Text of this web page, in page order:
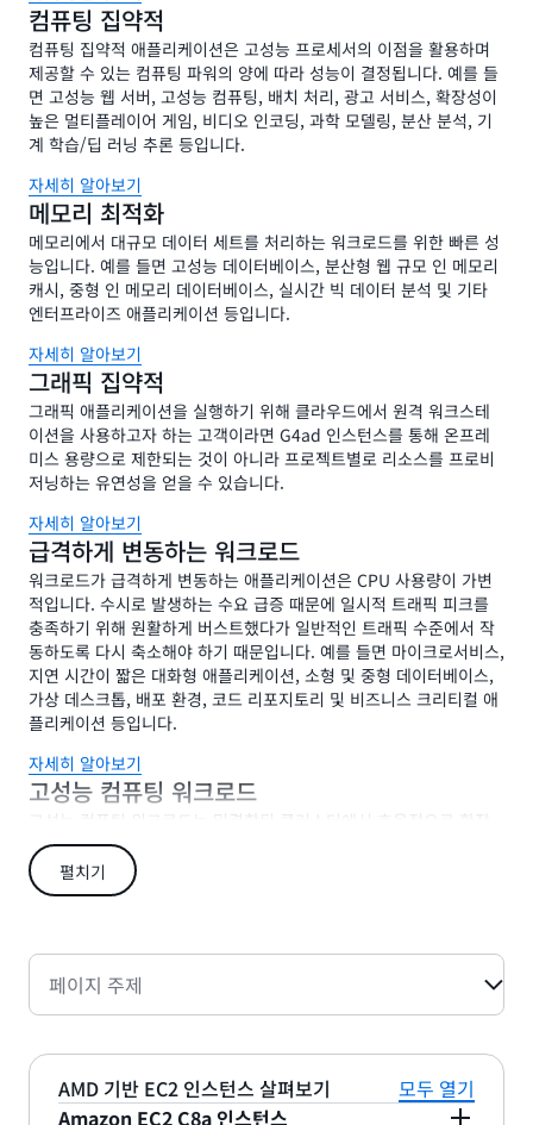
컴퓨팅 집약적
컴퓨팅 집약적 애플리케이션은 고성능 프로세서의 이점을 활용하며
제공할 수 있는 컴퓨팅 파워의 양에 따라 성능이 결정됩니다. 예를 들
면 고성능 웹 서버, 고성능 컴퓨팅, 배치 처리, 광고 서비스, 확장성이
높은 멀티플레이어 게임, 비디오 인코딩, 과학 모델링, 분산 분석, 기
계 학습/딥 러닝 추론 등입니다.
자세히 알아보기
메모리 최적화
메모리에서 대규모 데이터 세트를 처리하는 워크로드를 위한 빠른 성
능입니다. 예를 들면 고성능 데이터베이스, 분산형 웹 규모 인 메모리
캐시, 중형 인 메모리 데이터베이스, 실시간 빅 데이터 분석 및 기타
엔터프라이즈 애플리케이션 등입니다.
자세히 알아보기
그래픽 집약적
그래픽 애플리케이션을 실행하기 위해 클라우드에서 원격 워크스테
이션을 사용하고자 하는 고객이라면 G4ad 인스턴스를 통해 온프레
미스 용량으로 제한되는 것이 아니라 프로젝트별로 리소스를 프로비
저닝하는 유연성을 얻을 수 있습니다.
자세히 알아보기
급격하게 변동하는 워크로드
워크로드가 급격하게 변동하는 애플리케이션은 CPU 사용량이 가변
적입니다. 수시로 발생하는 수요 급증 때문에 일시적 트래픽 피크를
충족하기 위해 원활하게 버스트했다가 일반적인 트래픽 수준에서 작
동하도록 다시 축소해야 하기 때문입니다. 예를 들면 마이크로서비스,
지연 시간이 짧은 대화형 애플리케이션, 소형 및 중형 데이터베이스,
가상 데스크톱, 배포 환경, 코드 리포지토리 및 비즈니스 크리티컬 애
플리케이션 등입니다.
자세히 알아보기
고성능 컴퓨팅 워크로드
고성능 컴퓨팅 워크로드는 밀결합된 클러스터에서 효율적으로 확장
하려면 대규모 컴퓨팅 용량, 빠른 메모리 대역폭, 지연 시간이 짧은 고
처리량 네트워킹이 필요합니다. 예로는 전산 유체 역학(CFD), 유한
요소 해석, 기상 모델링, 지진 정보 처리, 유전체학, 분자 역학, 다중
자세히 알아보기
펼치기
페이지 주제
AMD 기반 EC2 인스턴스 살펴보기
모두 열기
Amazon EC2 C8a 인스턴스